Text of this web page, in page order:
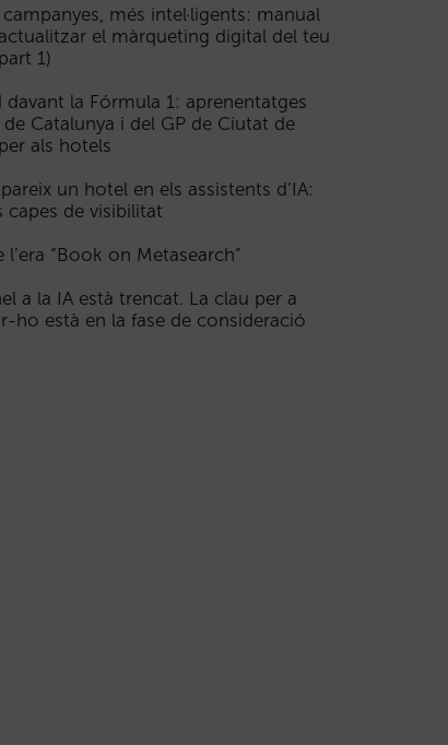
més intel·ligents: manual
el màrqueting digital del teu
1)
davant la Fórmula 1: aprenentatges
de Catalunya i del GP de Ciutat de
als hotels
un hotel en els assistents d’IA:
capes de visibilitat
l’era “Book on Metasearch”
a la IA està trencat. La clau per a
ho està en la fase de consideració